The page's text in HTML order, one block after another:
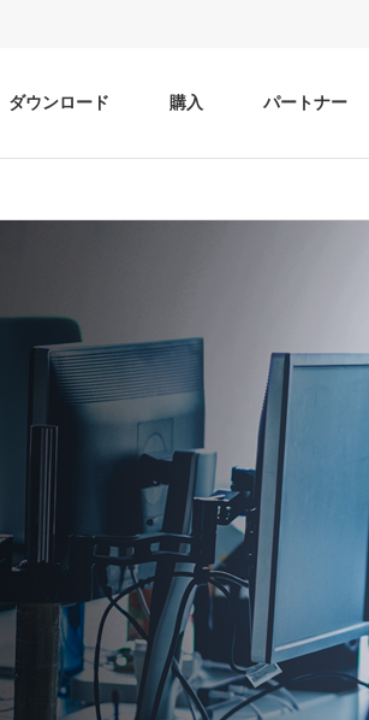
ダウンロード 購入 パートナー